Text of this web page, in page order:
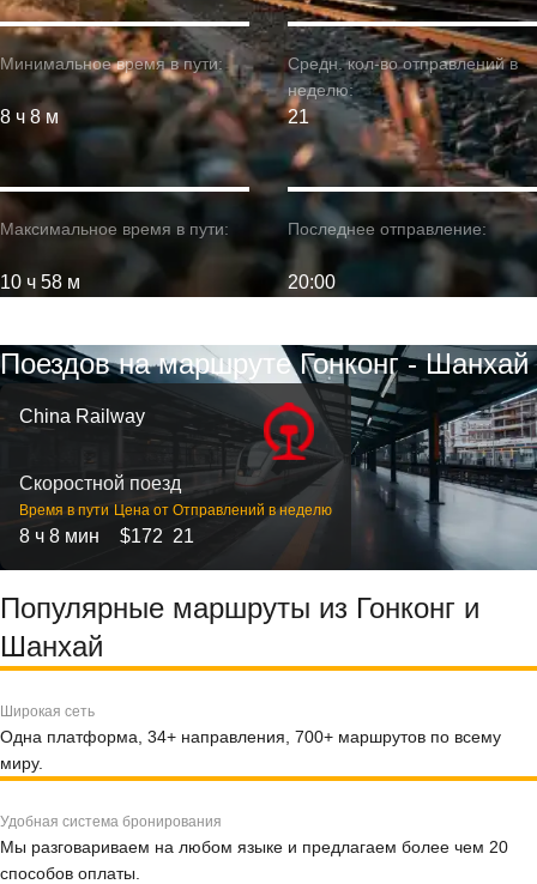
Минимальное время в пути:
8 ч 8 м
Максимальное время в пути:
10 ч 58 м
Средн. кол-во отправлений в
неделю:
21
Последнее отправление:
20:00
Поездов на маршруте Гонконг - Шанхай
China Railway
Скоростной поезд
Время в пути
8 ч 8 мин
Цена от
$172
Отправлений в неделю
21
Популярные маршруты из Гонконг и
Шанхай
Широкая сеть
Одна платформа, 34+ направления, 700+ маршрутов по всему
миру.
Удобная система бронирования
Мы разговариваем на любом языке и предлагаем более чем 20
способов оплаты.